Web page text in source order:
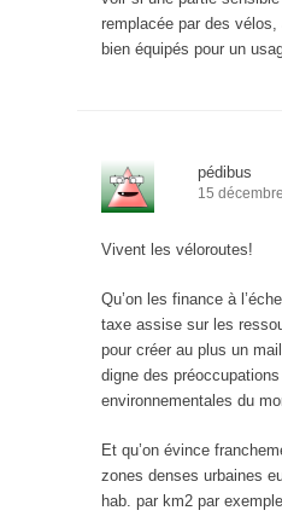
remplacée par des
bien équipés pour un
pédibus
15
Vivent les véloroutes!
Qu’on les finance à
taxe assise sur les
pour créer au plus un
digne des
environnementales du
Et qu’on évince
zones denses urbaines
hab. par km2 par